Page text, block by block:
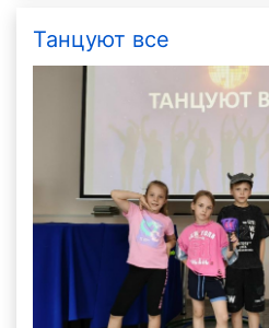
Танцуют все